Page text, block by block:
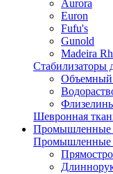
Aurora
Euron
Fufu's
Gunold
Madeira
Стабилизаторы
Объемный
Шевронная